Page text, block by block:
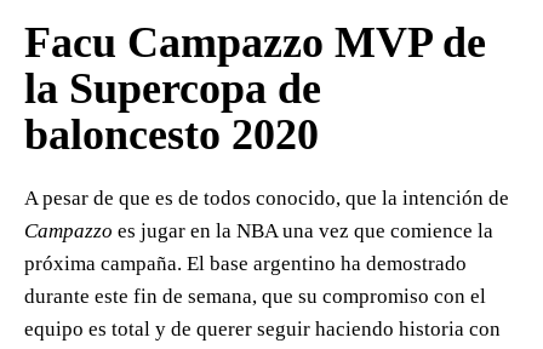
Facu Campazzo MVP de
la Supercopa de
baloncesto 2020
A pesar de que es de todos conocido, que la intención de
Campazzo es jugar en la NBA una vez que comience la
próxima campaña. El base argentino ha demostrado
durante este fin de semana, que su compromiso con el
equipo es total y de querer seguir haciendo historia con